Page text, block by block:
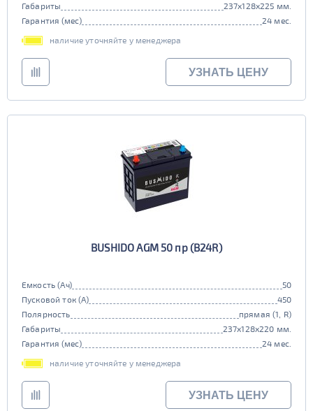
Габариты
237x128x225 мм.
Гарантия (мес)
24 мес.
наличие уточняйте у менеджера
УЗНАТЬ ЦЕНУ
BUSHIDO AGM 50 пр (B24R)
Емкость (Ач)
50
Пусковой ток (А)
450
Полярность
прямая (1, R)
Габариты
237x128x220 мм.
Гарантия (мес)
24 мес.
наличие уточняйте у менеджера
УЗНАТЬ ЦЕНУ